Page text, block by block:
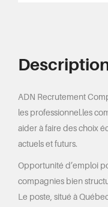
ADN Recrutement
les professionnel.les
aider à faire des choix
actuels et futurs.
Opportunité d’emploi
compagnies bien
Le poste, situé à